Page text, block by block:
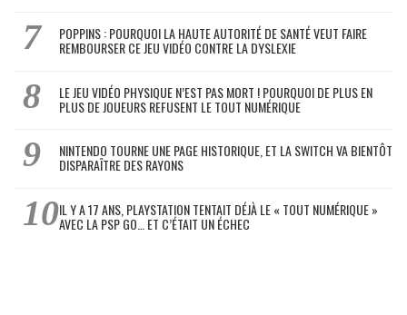
POPPINS : POURQUOI LA HAUTE AUTORITÉ DE SANTÉ VEUT FAIRE
REMBOURSER CE JEU VIDÉO CONTRE LA DYSLEXIE
LE JEU VIDÉO PHYSIQUE N’EST PAS MORT ! POURQUOI DE PLUS EN
PLUS DE JOUEURS REFUSENT LE TOUT NUMÉRIQUE
NINTENDO TOURNE UNE PAGE HISTORIQUE, ET LA SWITCH VA BIENTÔT
DISPARAÎTRE DES RAYONS
IL Y A 17 ANS, PLAYSTATION TENTAIT DÉJÀ LE « TOUT NUMÉRIQUE »
AVEC LA PSP GO… ET C’ÉTAIT UN ÉCHEC